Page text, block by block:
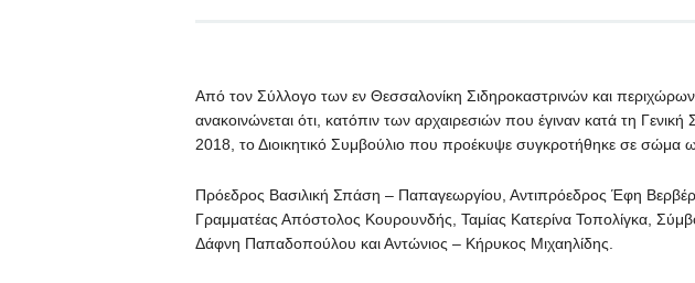
Από τον Σύλλογο των εν Θεσσαλονίκη Σιδηροκαστρινών και
ανακοινώνεται ότι, κατόπιν των αρχαιρεσιών που έγιναν κατά τη
2018, το Διοικητικό Συμβούλιο που προέκυψε συγκροτήθηκε σε σώμα
Πρόεδρος Βασιλική Σπάση – Παπαγεωργίου, Αντιπρόεδρος Έφη
Γραμματέας Απόστολος Κουρουνδής, Ταμίας Κατερίνα Τοπολίγκα,
Δάφνη Παπαδοπούλου και Αντώνιος – Κήρυκος Μιχαηλίδης.